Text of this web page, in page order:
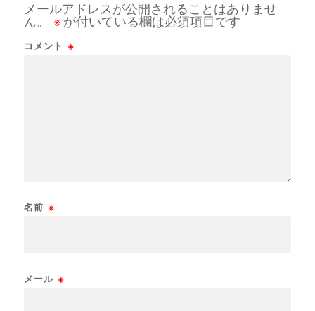
メールアドレスが公開されることはありませ
ん。
※ が付いている欄は必須項目です
コメント ※
名前 ※
メール ※